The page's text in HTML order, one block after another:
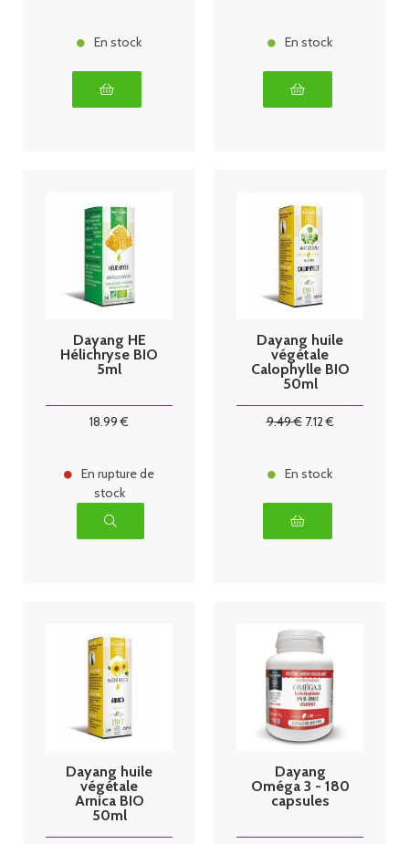
En stock En stock
Dayang HE
Hélichryse BIO
5ml
18.99 €
En rupture de
stock
Dayang huile
végétale
Calophylle BIO
50ml
9.49€ 7.12€
En stock
Dayang huile
végétale
Arnica BIO
50ml
Dayang
Oméga 3 - 180
capsules